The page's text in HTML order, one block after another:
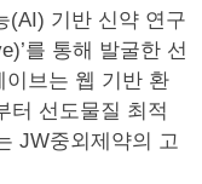
(AI) 기반 신약 연구
를 통해 발굴한 선
이브는 웹 기반 환
터 선도물질 최적
JW중외제약의 고